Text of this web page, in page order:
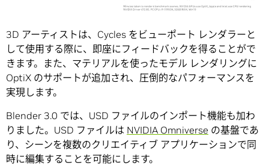
3D アーティストは、Cycles をビューポート レンダラーと
して使用する際に、即座にフィードバックを得ることがで
きます。また、マテリアルを使ったモデル レンダリングに
OptiX のサポートが追加され、圧倒的なパフォーマンスを
実現します。
Blender 3.0 では、USD ファイルのインポート機能も加わ
りました。USD ファイルは NVIDIA Omniverse の基盤であ
り、シーンを複数のクリエイティブ アプリケーションで同
時に編集することを可能にします。